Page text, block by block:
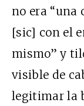
no era “una
[sic] con el
mismo” y
visible de
legitimar la